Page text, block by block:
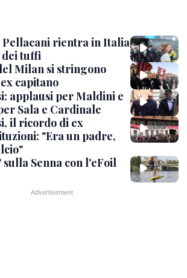
Pellacani rientra in Italia
tuffi
Milan si stringono
capitano
applausi per Maldini e
Sala e Cardinale
il ricordo di ex
"Era un padre,
Senna con l'eFoil